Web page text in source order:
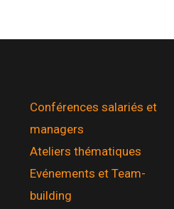
Conférences salariés et
managers
Ateliers thématiques
Evénements et Team-
building